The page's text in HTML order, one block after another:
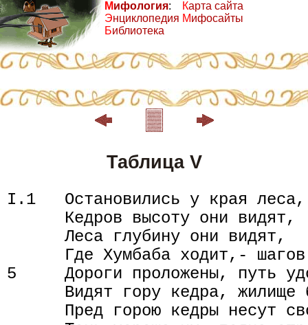
Мифология:
Энциклопедия
Библиотека
Карта сайта
Мифосайты
Таблица V
I.1   Остановились у края леса,
      Кедров высоту они видят,
      Леса глубину они видят,
Где Хумбаба ходит,-
5     Дороги проложены, путь
Видят гору кедра, жилище
Пред горою кедры несут